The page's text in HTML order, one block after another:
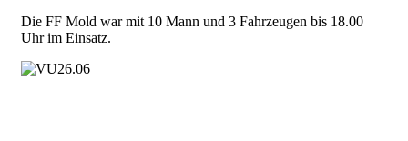
Die FF Mold war mit 10 Mann und 3 Fahrzeugen bis 18.00
Uhr im Einsatz.